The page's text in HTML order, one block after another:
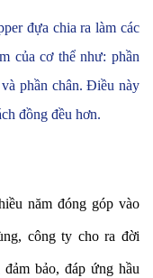
đựa chia ra làm các
của cơ thể như: phần
phần chân. Điều này
đồng đều hơn.
năm đóng góp vào
công ty cho ra đời
bảo, đáp ứng hầu